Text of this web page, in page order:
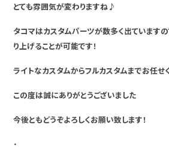
とても雰囲気が変わりますね♪
タコマはカスタムパーツが数多く出ています
り上げることが可能です！
ライトなカスタムからフルカスタムまでお任せ
この度は誠にありがとうございました
今後ともどうぞよろしくお願い致します！
・